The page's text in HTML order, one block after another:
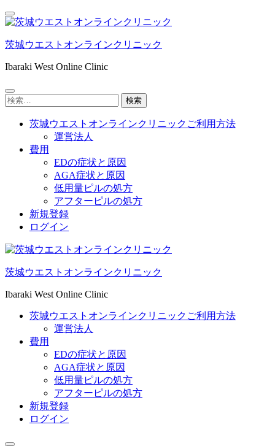
コ
ン
ン
ツ
ス
キ
茨城ウエストオンラインクリニック
Ibaraki West Online Clinic
検
茨城ウエストオンラインクリニックご利用方法
運営法人
費用
EDの症状と原因
AGA症状と原因
低用量ピルの処方
アフターピルの処方
新規登録
ログイン
茨城ウエストオンラインクリニック
Ibaraki West Online Clinic
茨城ウエストオンラインクリニックご利用方法
運営法人
費用
EDの症状と原因
AGA症状と原因
低用量ピルの処方
アフターピルの処方
新規登録
ログイン